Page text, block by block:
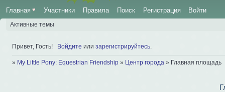
Главная ♥ Участники Правила Поиск Регистрация Войти
Активные темы
Привет, Гость! Войдите или зарегистрируйтесь
» My Little Pony: Equestrian Friendship » Центр города » Главная площадь